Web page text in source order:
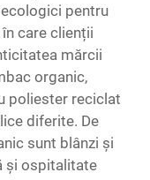
pentru
care clienții
mărcii
organic,
poliester reciclat
diferite. De
sunt blânzi și
și ospitalitate